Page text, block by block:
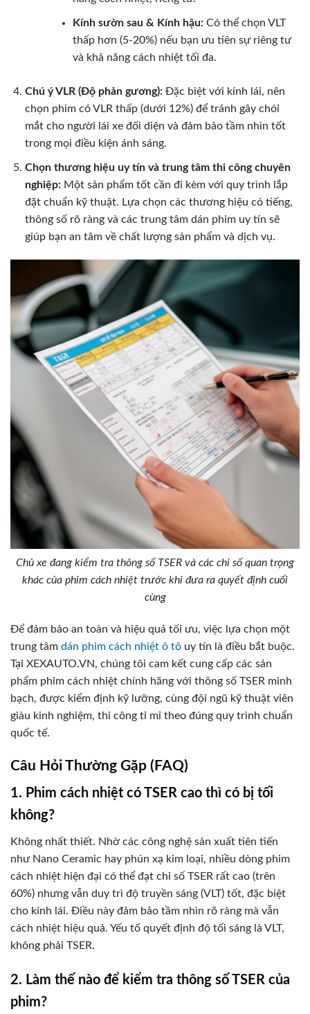
Kính sườn sau & Kính hậu:Có thể chọn VLT
thấp hơn (5-20%) nếu bạn ưu tiên sự riêng tư
và khả năng cách nhiệt tối đa.
Chú ý VLR (Độ phản gương):Đặc biệt với kính lái, nên
chọn phim có VLR thấp (dưới 12%) để tránh gây chói
mắt cho người lái xe đối diện và đảm bảo tầm nhìn tốt
trong mọi điều kiện ánh sáng.
Chọn thương hiệu uy tín và trung tâm thi công chuyên
nghiệp:Một sản phẩm tốt cần đi kèm với quy trình lắp
đặt chuẩn kỹ thuật. Lựa chọn các thương hiệu có tiếng,
thông số rõ ràng và các trung tâm dán phim uy tín sẽ
giúp bạn an tâm về chất lượng sản phẩm và dịch vụ.
Chủ xe đang kiểm tra thông số TSER và các chỉ số quan trọng
khác của phim cách nhiệt trước khi đưa ra quyết định cuối
cùng
Để đảm bảo an toàn và hiệu quả tối ưu, việc lựa chọn một
trung tâm dán phim cách nhiệt ô tô uy tín là điều bắt buộc.
Tại XEXAUTO.VN, chúng tôi cam kết cung cấp các sản
phẩm phim cách nhiệt chính hãng với thông số TSER minh
bạch, được kiểm định kỹ lưỡng, cùng đội ngũ kỹ thuật viên
giàu kinh nghiệm, thi công tỉ mỉ theo đúng quy trình chuẩn
quốc tế.
Câu Hỏi Thường Gặp (FAQ)
1. Phim cách nhiệt có TSER cao thì có bị tối
không?
Không nhất thiết. Nhờ các công nghệ sản xuất tiên tiến
như Nano Ceramic hay phún xạ kim loại, nhiều dòng phim
cách nhiệt hiện đại có thể đạt chỉ số TSER rất cao (trên
60%) nhưng vẫn duy trì độ truyền sáng (VLT) tốt, đặc biệt
cho kính lái. Điều này đảm bảo tầm nhìn rõ ràng mà vẫn
cách nhiệt hiệu quả. Yếu tố quyết định độ tối sáng là VLT,
không phải TSER.
2. Làm thế nào để kiểm tra thông số TSER của
phim?